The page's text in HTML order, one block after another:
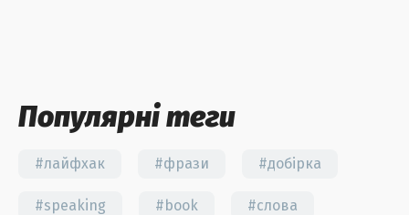
Популярні теги
#лайфхак #фрази #добірка
#speaking #book #слова